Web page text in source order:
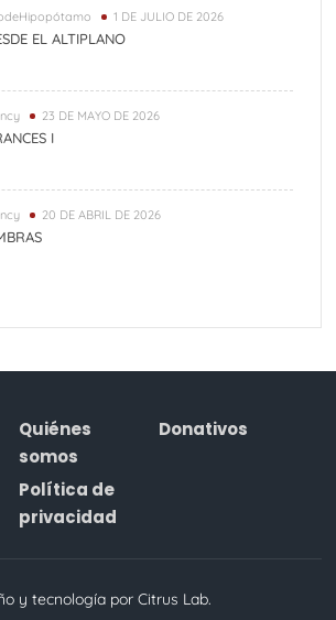
1 DE JULIO DE 2026
EL ALTIPLANO
23 DE MAYO DE 2026
I
20 DE ABRIL DE 2026
Quiénes
somos
Donativos
Política de
privacidad
y tecnología por Citrus Lab.